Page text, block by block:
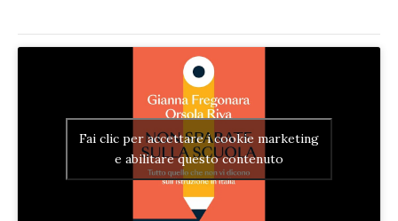
Fai clic per accettare i cookie marketing
e abilitare questo contenuto